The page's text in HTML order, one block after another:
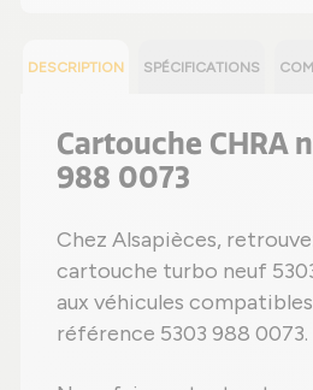
DESCRIPTION SPÉCIFICATIONS
Cartouche CHRA
988 0073
Chez Alsapièces,
cartouche turbo neuf
aux véhicules
référence 5303 988 0073.